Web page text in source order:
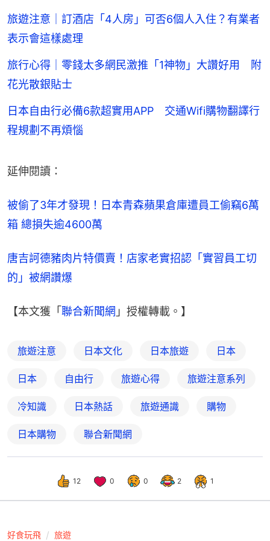
旅遊注意｜訂酒店「4人房」可否6個人入住？有業者
表示會這樣處理
旅行心得｜零錢太多網民激推「1神物」大讚好用 附
花光散銀貼士
日本自由行必備6款超實用APP 交通Wifi購物翻譯行
程規劃不再煩惱
延伸閱讀：
被偷了3年才發現！日本青森蘋果倉庫遭員工偷竊6萬
箱 總損失逾4600萬
唐吉訶德豬肉片特價賣！店家老實招認「實習員工切
的」被網讚爆
【本文獲「 聯合新聞網 」授權轉載。】
旅遊注意 日本文化 日本旅遊 日本
日本 自由行 旅遊心得 旅遊注意系列
冷知識 日本熱話 旅遊通識 購物
日本購物 聯合新聞網
12 0 0 2 1
好食玩飛 旅遊